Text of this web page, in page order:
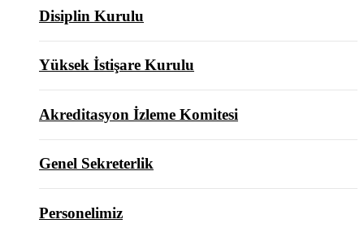
Disiplin Kurulu
Yüksek İstişare Kurulu
Akreditasyon İzleme Komitesi
Genel Sekreterlik
Personelimiz